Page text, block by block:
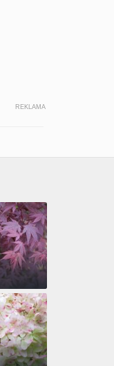
REKLAMA